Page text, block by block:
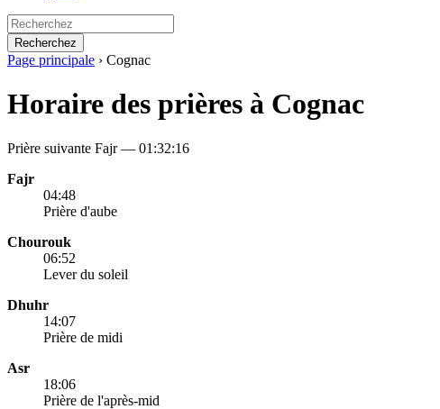
Recherchez
Page principale › Cognac
Horaire des prières à Cognac
Prière suivante Fajr — 01:32:16
Fajr
04:48
Prière d'aube
Chourouk
06:52
Lever du soleil
Dhuhr
14:07
Prière de midi
Asr
18:06
Prière de l'après-mid